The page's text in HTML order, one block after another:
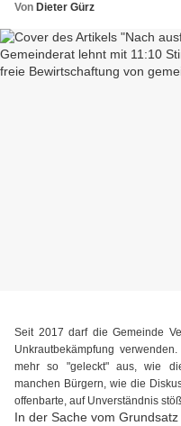
Von Dieter Gürz
Seit 2017 darf die Gemeinde
Unkrautbekämpfung
mehr so "geleckt" aus, wie
manchen Bürgern, wie die
offenbarte, auf Unverständnis
In der Sache vom